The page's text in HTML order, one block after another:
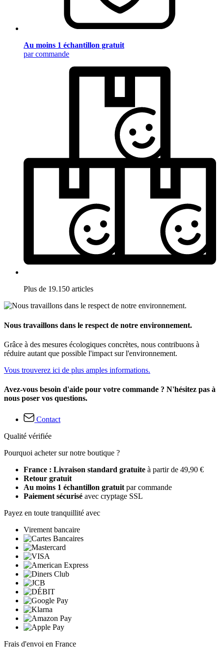
Au moins 1 échantillon gratuit
par commande
Plus de 19.150 articles
Nous travaillons dans le respect de notre environnement.
Grâce à des mesures écologiques concrètes, nous contribuons à
réduire autant que possible l'impact sur l'environnement.
Vous trouverez ici de plus amples informations.
Avez-vous besoin d'aide pour votre commande ? N'hésitez pas à
nous poser vos questions.
Contact
Qualité vérifiée
Pourquoi acheter sur notre boutique ?
France : Livraison standard gratuite à partir de 49,90 €
Retour gratuit
Au moins 1 échantillon gratuitpar commande
Paiement sécurisé avec cryptage SSL
Payez en toute tranquillité avec
Virement bancaire
Frais d'envoi en France